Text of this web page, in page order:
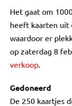
Het gaat om
heeft kaarten uit
waardoor er
op zaterdag 8
verkoop.
Gedoneerd
De 250 kaartjes